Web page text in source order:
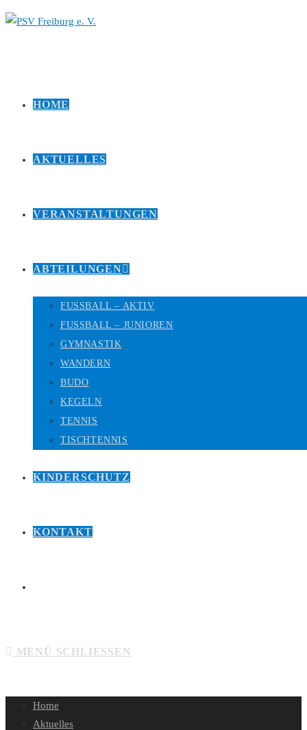
HOME
AKTUELLES
VERANSTALTUNGEN
ABTEILUNGEN
FUSSBALL – AKTIV
FUSSBALL – JUNIOREN
GYMNASTIK
WANDERN
BUDO
KEGELN
TENNIS
TISCHTENNIS
KINDERSCHUTZ
KONTAKT
MENÜ SCHLIESSEN
Home
Aktuelles